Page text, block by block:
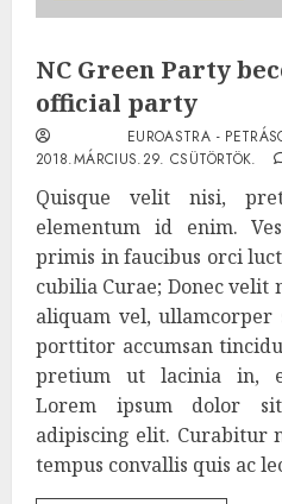
NC Green Party
official party
EUROASTRA -
2018.MÁRCIUS.29. CSÜTÖRTÖK.
Quisque velit nisi,
elementum id enim.
primis in faucibus orci
cubilia Curae; Donec velit
aliquam vel,
porttitor accumsan
pretium ut lacinia in,
Lorem ipsum dolor
adipiscing elit. Curabitur
tempus convallis quis ac